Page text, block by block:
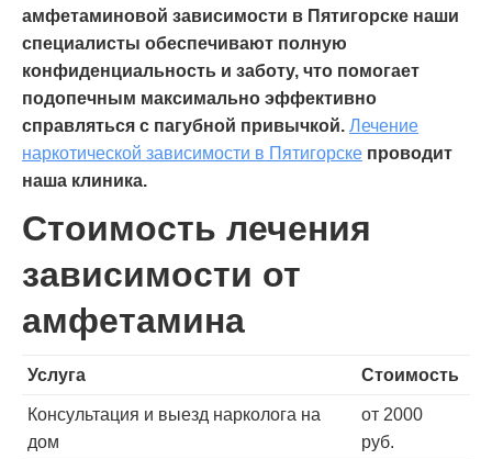
амфетаминовой зависимости в Пятигорске наши
специалисты обеспечивают полную
конфиденциальность и заботу, что помогает
подопечным максимально эффективно
справляться с пагубной привычкой. Лечение
наркотической зависимости в Пятигорске проводит
наша клиника.
Стоимость лечения
зависимости от
амфетамина
Услуга Стоимость
Консультация и выезд нарколога на
дом
от 2000
руб.